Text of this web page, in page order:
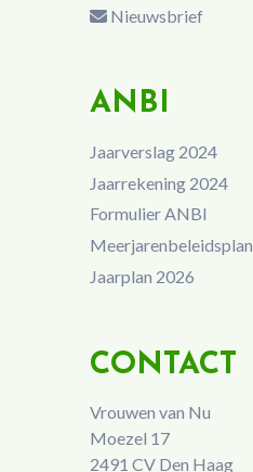
Nieuwsbrief
ANBI
Jaarverslag 2024
Jaarrekening 2024
Formulier ANBI
Meerjarenbeleidsplan
Jaarplan 2026
CONTACT
Vrouwen van Nu
Moezel 17
2491 CV Den Haag